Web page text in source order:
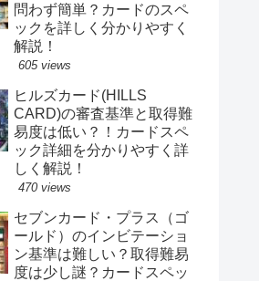
問わず簡単？カードのスペ
ックを詳しく分かりやすく
解説！
605 views
ヒルズカード(HILLS
CARD)の審査基準と取得難
易度は低い？！カードスペ
ック詳細を分かりやすく詳
しく解説！
470 views
セブンカード・プラス（ゴ
ールド）のインビテーショ
ン基準は難しい？取得難易
度は少し謎？カードスペッ